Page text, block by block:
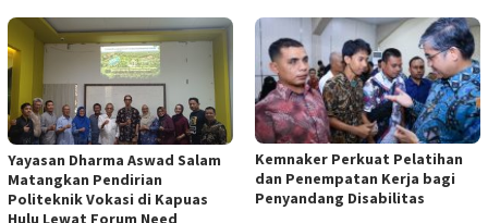
Yayasan Dharma Aswad Salam
Matangkan Pendirian
Politeknik Vokasi di Kapuas
Hulu Lewat Forum Need
Kemnaker Perkuat Pelatihan
dan Penempatan Kerja bagi
Penyandang Disabilitas